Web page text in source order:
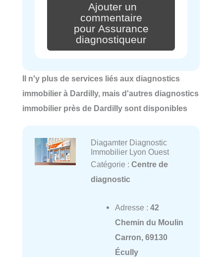
Ajouter un
commentaire
pour Assurance
diagnostiqueur
Il n'y plus de services liés aux diagnostics
immobilier à Dardilly, mais d'autres diagnostics
immobilier près de Dardilly sont disponibles
Diagamter Diagnostic
Immobilier Lyon Ouest
Catégorie : Centre de
diagnostic
Adresse : 42
Chemin du Moulin
Carron, 69130
Écully